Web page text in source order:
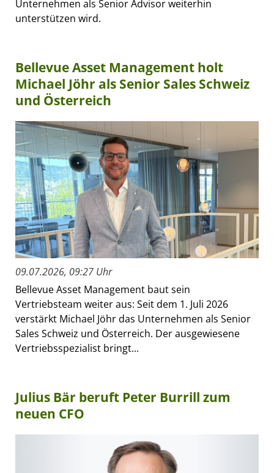
Unternehmen als Senior Advisor weiterhin
unterstützen wird.
Bellevue Asset Management holt
Michael Jöhr als Senior Sales Schweiz
und Österreich
09.07.2026, 09:27 Uhr
Bellevue Asset Management baut sein
Vertriebsteam weiter aus: Seit dem 1. Juli 2026
verstärkt Michael Jöhr das Unternehmen als Senior
Sales Schweiz und Österreich. Der ausgewiesene
Vertriebsspezialist bringt...
Julius Bär beruft Peter Burrill zum
neuen CFO